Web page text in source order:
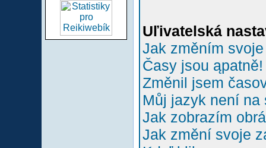
Uľivatelská
Jak změním
Časy jsou ąpatně!
Změnil jsem
Můj jazyk není na
Jak zobrazím
Jak změní svoje